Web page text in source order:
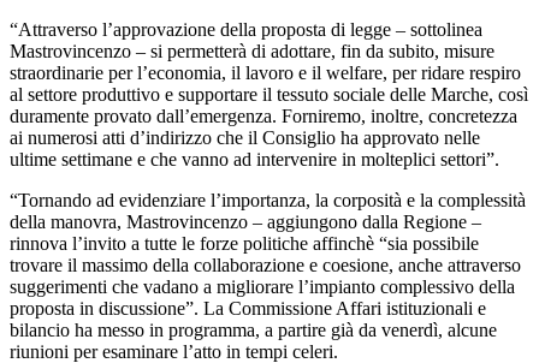
“Attraverso l’approvazione della proposta di legge – sottolinea
Mastrovincenzo – si permetterà di adottare, fin da subito, misure
straordinarie per l’economia, il lavoro e il welfare, per ridare respiro
al settore produttivo e supportare il tessuto sociale delle Marche, così
duramente provato dall’emergenza. Forniremo, inoltre, concretezza
ai numerosi atti d’indirizzo che il Consiglio ha approvato nelle
ultime settimane e che vanno ad intervenire in molteplici settori”.
“Tornando ad evidenziare l’importanza, la corposità e la complessità
della manovra, Mastrovincenzo – aggiungono dalla Regione –
rinnova l’invito a tutte le forze politiche affinchè “sia possibile
trovare il massimo della collaborazione e coesione, anche attraverso
suggerimenti che vadano a migliorare l’impianto complessivo della
proposta in discussione”. La Commissione Affari istituzionali e
bilancio ha messo in programma, a partire già da venerdì, alcune
riunioni per esaminare l’atto in tempi celeri.